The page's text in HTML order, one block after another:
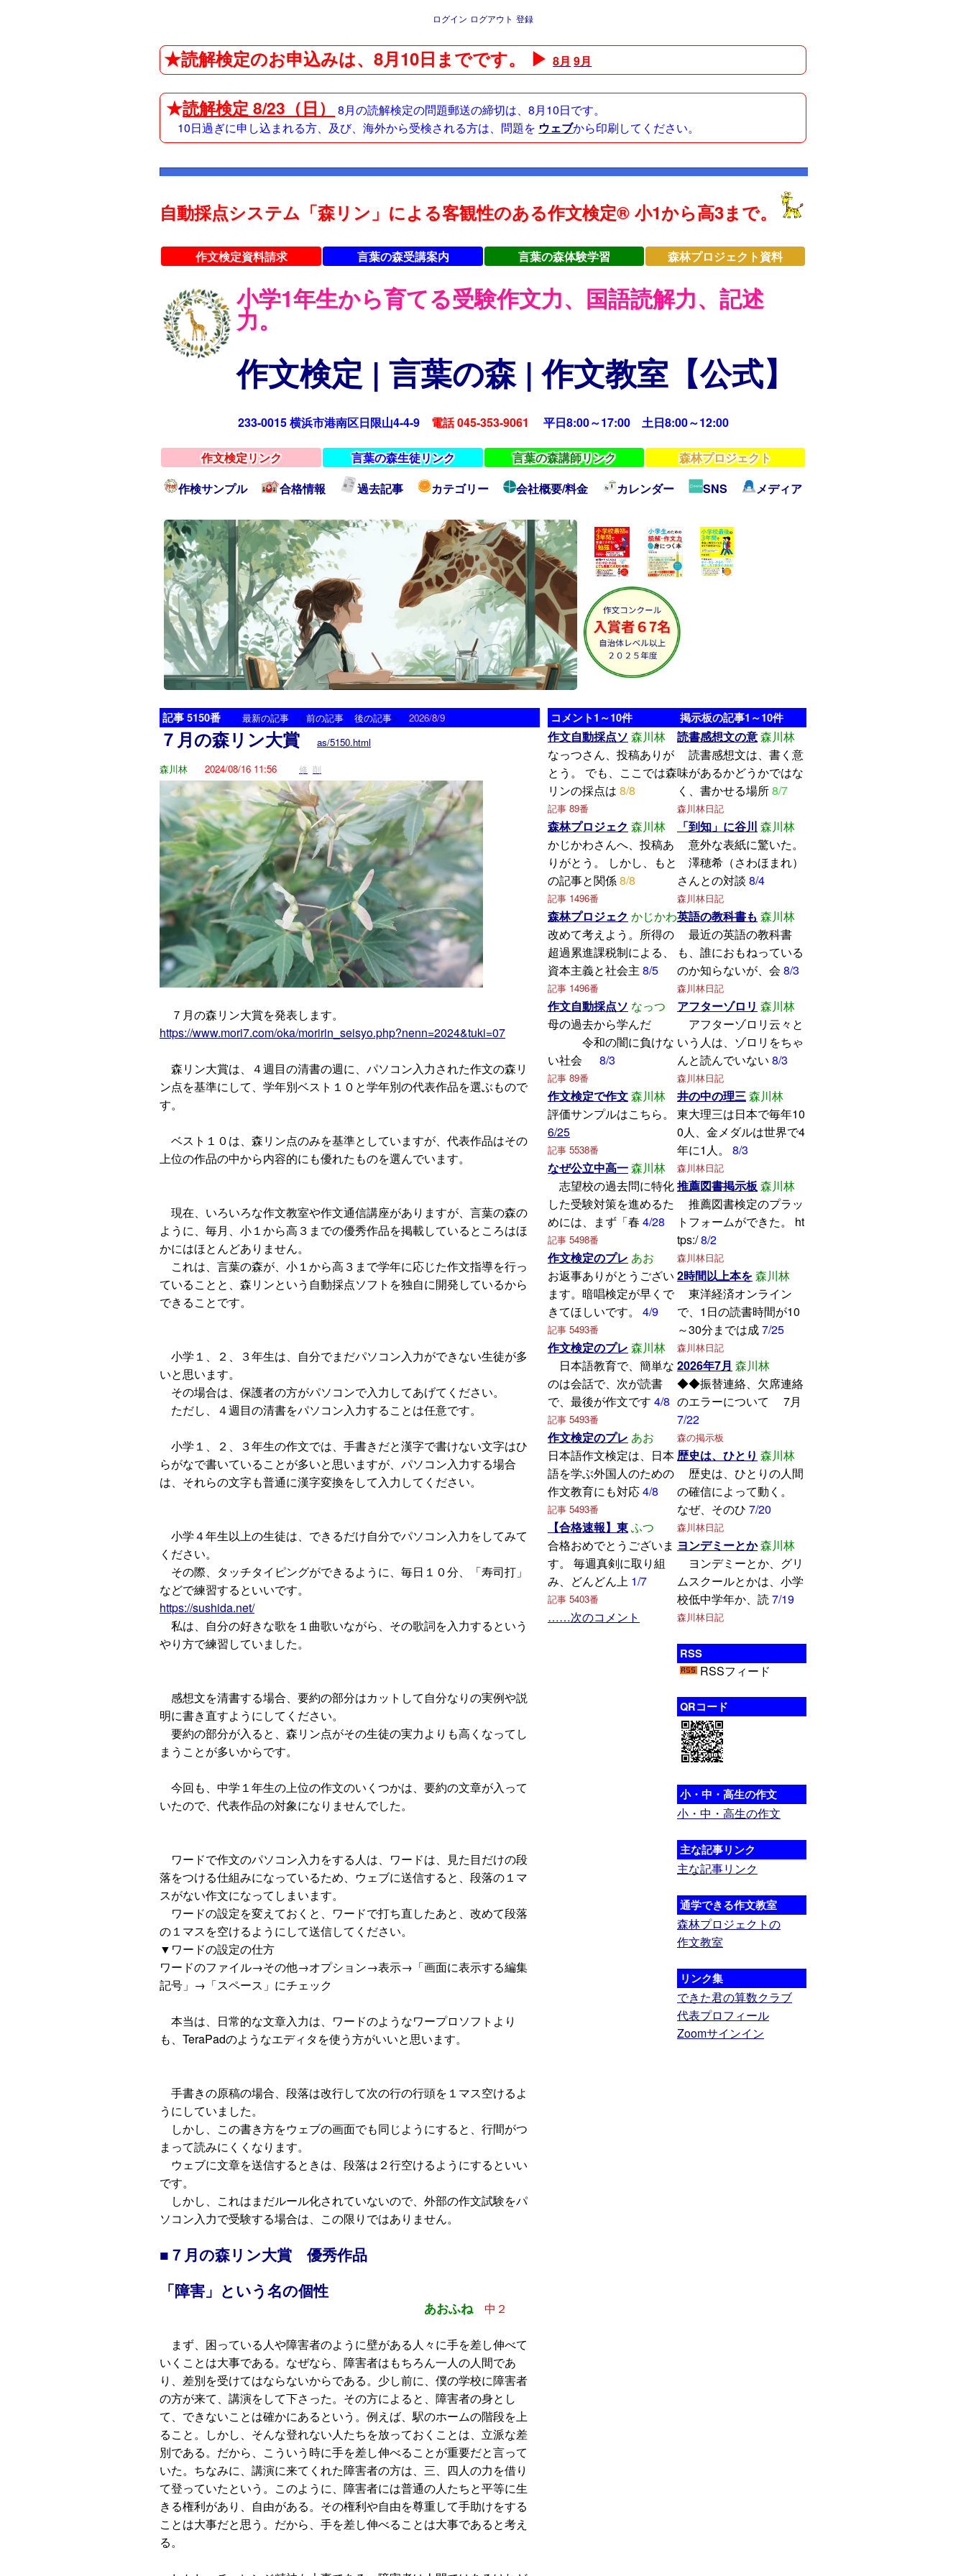
ログイン ログアウト 登録
★読解検定のお申込みは、8月10日までです。 ▶8月 9月
★読解検定 8/23（日）
8月の読解検定の問題郵送の締切は、8月10日です。
10日過ぎに申し込まれる方、及び、海外から受検される方は、問題を ウェブから印刷してください。
自動採点システム「森リン」による客観性のある作文検定® 小1から高3まで。
作文検定資料請求 言葉の森受講案内 言葉の森体験学習 森林プロジェクト資料
小学1年生から育てる受験作文力、国語読解力、記述
力。
作文検定 | 言葉の森 | 作文教室【公式】
233-0015 横浜市港南区日限山4-4-9 電話 045-353-9061 平日8:00～17:00 土日8:00～12:00
作文検定リンク 言葉の森生徒リンク 言葉の森講師リンク
森林プロジェクト
作検サンプル
合格情報 過去記事 カテゴリー 会社概要/料金 カレンダー SNS メディア
記事 5150番 最新の記事 <前の記事 後の記事> 2026/8/9
７月の森リン大賞
as/5150.html
森川林
2024/08/16 11:56 修 削
７月の森リン大賞を発表します。
https://www.mori7.com/oka/moririn_seisyo.php?nenn=2024&tuki=07
森リン大賞は、４週目の清書の週に、パソコン入力された作文の森リ
ン点を基準にして、学年別ベスト１０と学年別の代表作品を選ぶもので
す。
ベスト１０は、森リン点のみを基準としていますが、代表作品はその
上位の作品の中から内容的にも優れたものを選んでいます。
現在、いろいろな作文教室や作文通信講座がありますが、言葉の森の
ように、毎月、小１から高３までの優秀作品を掲載しているところはほ
かにはほとんどありません。
これは、言葉の森が、小１から高３まで学年に応じた作文指導を行っ
ていることと、森リンという自動採点ソフトを独自に開発しているから
できることです。
小学１、２、３年生は、自分でまだパソコン入力ができない生徒が多
いと思います。
その場合は、保護者の方がパソコンで入力してあげてください。
ただし、４週目の清書をパソコン入力することは任意です。
小学１、２、３年生の作文では、手書きだと漢字で書けない文字はひ
らがなで書いていることが多いと思いますが、パソコン入力する場合
は、それらの文字も普通に漢字変換をして入力してください。
小学４年生以上の生徒は、できるだけ自分でパソコン入力をしてみて
ください。
その際、タッチタイピングができるように、毎日１０分、「寿司打」
などで練習するといいです。
https://sushida.net/
私は、自分の好きな歌を１曲歌いながら、その歌詞を入力するという
やり方で練習していました。
感想文を清書する場合、要約の部分はカットして自分なりの実例や説
明に書き直すようにしてください。
要約の部分が入ると、森リン点がその生徒の実力よりも高くなってし
まうことが多いからです。
今回も、中学１年生の上位の作文のいくつかは、要約の文章が入って
いたので、代表作品の対象になりませんでした。
ワードで作文のパソコン入力をする人は、ワードは、見た目だけの段
落をつける仕組みになっているため、ウェブに送信すると、段落の１マ
スがない作文になってしまいます。
ワードの設定を変えておくと、ワードで打ち直したあと、改めて段落
の１マスを空けるようにして送信してください。
▼ワードの設定の仕方
ワードのファイル→その他→オプション→表示→「画面に表示する編集
記号」→「スペース」にチェック
本当は、日常的な文章入力は、ワードのようなワープロソフトより
も、TeraPadのようなエディタを使う方がいいと思います。
手書きの原稿の場合、段落は改行して次の行の行頭を１マス空けるよ
うにしていました。
しかし、この書き方をウェブの画面でも同じようにすると、行間がつ
まって読みにくくなります。
ウェブに文章を送信するときは、段落は２行空けるようにするといい
です。
しかし、これはまだルール化されていないので、外部の作文試験をパ
ソコン入力で受験する場合は、この限りではありません。
■７月の森リン大賞 優秀作品
「障害」という名の個性
あおふね 中２
まず、困っている人や障害者のように壁がある人々に手を差し伸べて
いくことは大事である。なぜなら、障害者はもちろん一人の人間であ
り、差別を受けてはならないからである。少し前に、僕の学校に障害者
の方が来て、講演をして下さった。その方によると、障害者の身とし
て、できないことは確かにあるという。例えば、駅のホームの階段を上
ること。しかし、そんな登れない人たちを放っておくことは、立派な差
別である。だから、こういう時に手を差し伸べることが重要だと言って
いた。ちなみに、講演に来てくれた障害者の方は、三、四人の力を借り
て登っていたという。このように、障害者には普通の人たちと平等に生
きる権利があり、自由がある。その権利や自由を尊重して手助けをする
ことは大事だと思う。だから、手を差し伸べることは大事であると考え
る。
コメント1～10件
作文自動採点ソ 森川林
なっつさん、投稿ありが
とう。 でも、ここでは森
リンの採点は 8/8
記事 89番
森林プロジェク 森川林
かじかわさんへ、投稿あ
りがとう。 しかし、もと
の記事と関係8/8
記事 1496番
森林プロジェク かじかわ
改めて考えよう。所得の
超過累進課税制による、
資本主義と社会主 8/5
記事 1496番
作文自動採点ソ なっつ
母の過去から学んだ
令和の闇に負けな
い社会
8/3
記事 89番
作文検定で作文森川林
評価サンプルはこちら。
6/25
記事 5538番
なぜ公立中高一森川林
志望校の過去問に特化
した受験対策を進めるた
めには、まず「春 4/28
記事 5498番
作文検定のプレ あお
お返事ありがとうござい
ます。暗唱検定が早くで
きてほしいです。
4/9
記事 5493番
作文検定のプレ 森川林
日本語教育で、簡単な
のは会話で、次が読書
で、最後が作文です 4/8
記事 5493番
作文検定のプレ あお
日本語作文検定は、日本
語を学ぶ外国人のための
作文教育にも対応4/8
記事 5493番
【合格速報】東ふつ
合格おめでとうございま
す。 毎週真剣に取り組
み、どんどん上 1/7
記事 5403番
……次のコメント
掲示板の記事1～10件
読書感想文の意森川林
読書感想文は、書く意
味があるかどうかではな
く、書かせる場所8/7
森川林日記
「到知」に谷川 森川林
意外な表紙に驚いた。
澤穂希（さわほまれ）
さんとの対談 8/4
森川林日記
英語の教科書も 森川林
最近の英語の教科書
も、誰におもねっている
のか知らないが、会 8/3
森川林日記
アフターゾロリ 森川林
アフターゾロリ云々と
いう人は、ゾロリをちゃ
んと読んでいない 8/3
森川林日記
井の中の理三森川林
東大理三は日本で毎年10
0人、金メダルは世界で4
年に1人。 8/3
森川林日記
推薦図書掲示板森川林
推薦図書検定のプラッ
トフォームができた。 ht
tps:/8/2
森川林日記
2時間以上本を森川林
東洋経済オンライン
で、1日の読書時間が10
～30分までは成7/25
森川林日記
2026年7月 森川林
◆◆振替連絡、欠席連絡
のエラーについて 7月
7/22
森の掲示板
歴史は、ひとり 森川林
歴史は、ひとりの人間
の確信によって動く。
なぜ、そのひ 7/20
森川林日記
ヨンデミーとか森川林
ヨンデミーとか、グリ
ムスクールとかは、小学
校低中学年か、読7/19
森川林日記
RSS
RSSフィード
QRコード
小・中・高生の作文
小・中・高生の作文
主な記事リンク
主な記事リンク
通学できる作文教室
森林プロジェクトの
作文教室
リンク集
できた君の算数クラブ
代表プロフィール
Zoomサインイン